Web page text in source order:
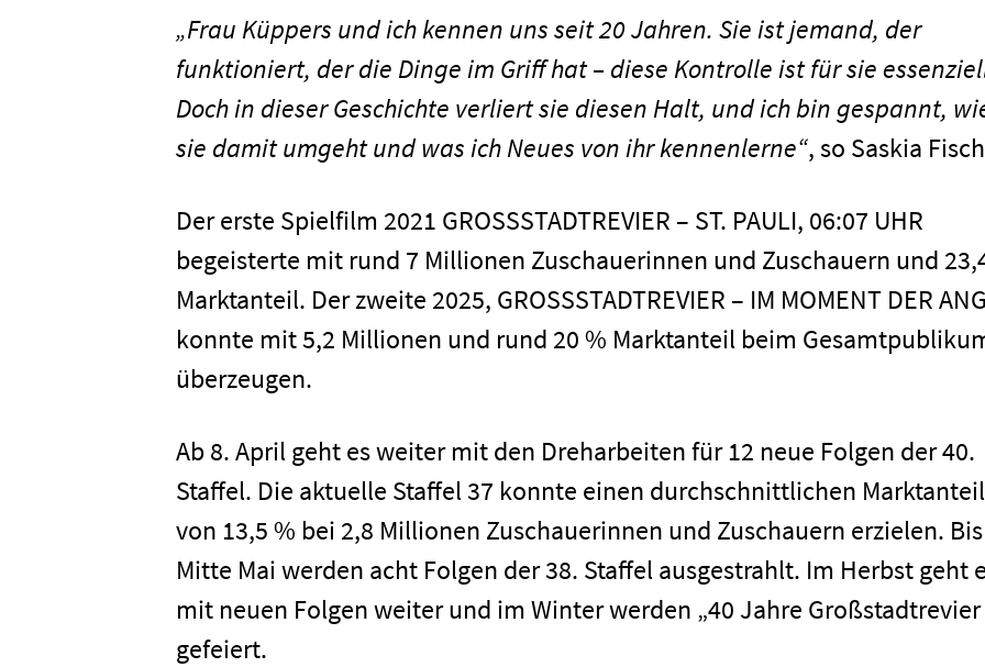
„Frau Küppers und ich kennen uns seit 20 Jahren. Sie ist jemand, der
funktioniert, der die Dinge im Griff hat – diese Kontrolle ist für sie
Doch in dieser Geschichte verliert sie diesen Halt, und ich bin gespannt,
sie damit umgeht und was ich Neues von ihr kennenlerne“, so Saskia
Der erste Spielfilm 2021 GROSSSTADTREVIER – ST. PAULI, 06:07 UHR
begeisterte mit rund 7 Millionen Zuschauerinnen und Zuschauern und
Marktanteil. Der zweite 2025, GROSSSTADTREVIER – IM MOMENT DER
konnte mit 5,2 Millionen und rund 20 % Marktanteil beim
überzeugen.
Ab 8. April geht es weiter mit den Dreharbeiten für 12 neue Folgen der 40.
Staffel. Die aktuelle Staffel 37 konnte einen durchschnittlichen Marktanteil
von 13,5 % bei 2,8 Millionen Zuschauerinnen und Zuschauern erzielen. Bis
Mitte Mai werden acht Folgen der 38. Staffel ausgestrahlt. Im Herbst geht
mit neuen Folgen weiter und im Winter werden „40 Jahre Großstadtrevier
gefeiert.
Home
Presse
Karriere